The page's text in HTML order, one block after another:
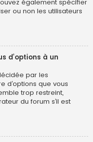
également spécifier
ou non les utilisateurs
d’options à un
par les
d’options que vous
trop restreint,
du forum s’il est